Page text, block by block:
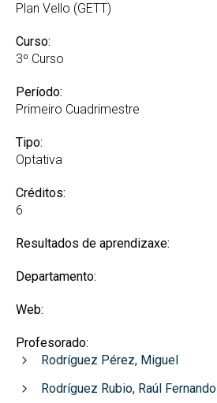
Plan Vello (GETT)
Curso:
3º Curso
Período:
Primeiro Cuadrimestre
Tipo:
Optativa
Créditos:
6
Resultados de aprendizaxe:
Departamento:
Web:
Profesorado:
Rodríguez Pérez, Miguel
Rodríguez Rubio, Raúl Fernando